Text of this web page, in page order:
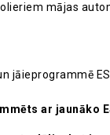
mājas
jāieprogrammē
ar jaunāko